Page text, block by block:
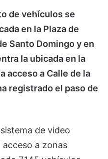
de vehículos se
en la Plaza de
Santo Domingo y en
la ubicada en la
acceso a Calle de la
registrado el paso de
de video
a zonas